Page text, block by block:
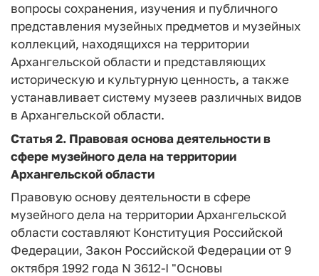
вопросы сохранения, изучения и публичного
представления музейных предметов и музейных
коллекций, находящихся на территории
Архангельской области и представляющих
историческую и культурную ценность, а также
устанавливает систему музеев различных видов
в Архангельской области.
Статья 2. Правовая основа деятельности в
сфере музейного дела на территории
Архангельской области
Правовую основу деятельности в сфере
музейного дела на территории Архангельской
области составляют Конституция Российской
Федерации, Закон Российской Федерации от 9
октября 1992 года N 3612-I "Основы